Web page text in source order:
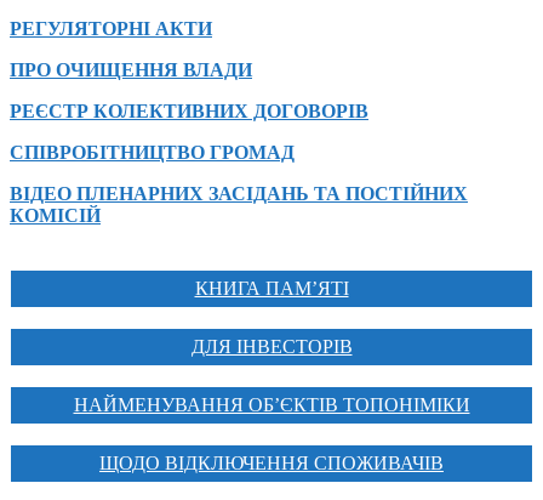
РЕГУЛЯТОРНІ АКТИ
ПРО ОЧИЩЕННЯ ВЛАДИ
РЕЄСТР КОЛЕКТИВНИХ ДОГОВОРІВ
СПІВРОБІТНИЦТВО ГРОМАД
ВІДЕО ПЛЕНАРНИХ ЗАСІДАНЬ ТА ПОСТІЙНИХ
КОМІСІЙ
КНИГА ПАМ’ЯТІ
ДЛЯ ІНВЕСТОРІВ
НАЙМЕНУВАННЯ ОБ’ЄКТІВ ТОПОНІМІКИ
ЩОДО ВІДКЛЮЧЕННЯ СПОЖИВАЧІВ